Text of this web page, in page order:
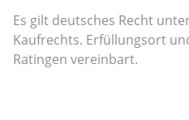
Es gilt deutsches Recht
Kaufrechts. Erfüllungsort
Ratingen vereinbart.